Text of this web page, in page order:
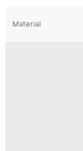
Anda menyajikan
juga dekorasi yang
Tersedia dalam
ini memberikan
menjamu tamu.
dalam jumlah
sementara ukuran
Menyaring
Tidak perlu repot
sudah dilengkapi
yang dirancang
Material